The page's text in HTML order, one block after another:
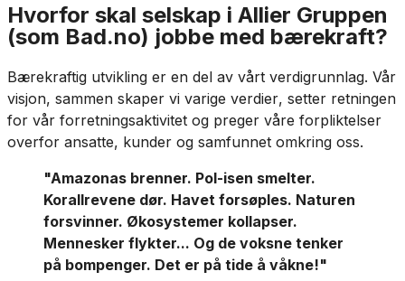
Hvorfor skal selskap i Allier Gruppen
(som Bad.no) jobbe med bærekraft?
Bærekraftig utvikling er en del av vårt verdigrunnlag. Vår
visjon, sammen skaper vi varige verdier, setter retningen
for vår forretningsaktivitet og preger våre forpliktelser
overfor ansatte, kunder og samfunnet omkring oss.
"Amazonas brenner. Pol-isen smelter.
Korallrevene dør. Havet forsøples. Naturen
forsvinner. Økosystemer kollapser.
Mennesker flykter... Og de voksne tenker
på bompenger. Det er på tide å våkne!"